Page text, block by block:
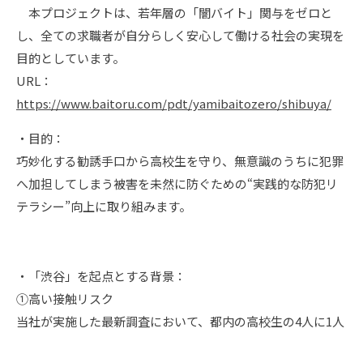
本プロジェクトは、若年層の「闇バイト」関与をゼロと
し、全ての求職者が自分らしく安心して働ける社会の実現を
目的としています。
URL：
https://www.baitoru.com/pdt/yamibaitozero/shibuya/
・目的：
巧妙化する勧誘手口から高校生を守り、無意識のうちに犯罪
へ加担してしまう被害を未然に防ぐための“実践的な防犯リ
テラシー”向上に取り組みます。
・「渋谷」を起点とする背景：
①高い接触リスク
当社が実施した最新調査において、都内の高校生の4人に1人